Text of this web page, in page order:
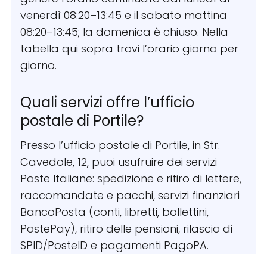
venerdì 08:20–13:45 e il sabato mattina
08:20–13:45; la domenica è chiuso. Nella
tabella qui sopra trovi l’orario giorno per
giorno.
Quali servizi offre l’ufficio
postale di Portile?
Presso l’ufficio postale di Portile, in Str.
Cavedole, 12, puoi usufruire dei servizi
Poste Italiane: spedizione e ritiro di lettere,
raccomandate e pacchi, servizi finanziari
BancoPosta (conti, libretti, bollettini,
PostePay), ritiro delle pensioni, rilascio di
SPID/PosteID e pagamenti PagoPA.